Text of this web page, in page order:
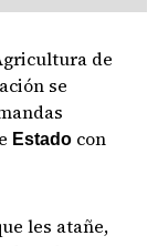
de
se
Estado con
les atañe,